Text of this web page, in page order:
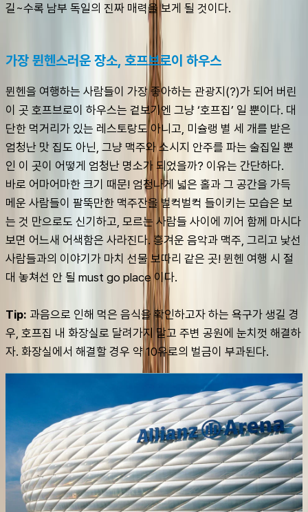
길~수록 남부 독일의 진짜 매력을 보게 될 것이다.
가장 뮌헨스러운 장소, 호프브로이 하우스
뮌헨을 여행하는 사람들이 가장 좋아하는 관광지(?)가 되어 버린
이 곳 호프브로이 하우스는 겉보기엔 그냥 ‘호프집’ 일 뿐이다. 대
단한 먹거리가 있는 레스토랑도 아니고, 미슐랭 별 세 개를 받은
엄청난 맛 집도 아닌, 그냥 맥주와 소시지 안주를 파는 술집일 뿐
인 이 곳이 어떻게 엄청난 명소가 되었을까? 이유는 간단하다.
바로 어마어마한 크기 때문! 엄청나게 넓은 홀과 그 공간을 가득
메운 사람들이 팔뚝만한 맥주잔을 벌컥벌컥 들이키는 모습은 보
는 것 만으로도 신기하고, 모르는 사람들 사이에 끼어 함께 마시다
보면 어느새 어색함은 사라진다. 흥겨운 음악과 맥주, 그리고 낯선
사람들과의 이야기가 마치 선물 보따리 같은 곳! 뮌헨 여행 시 절
대 놓쳐선 안 될 must go place 이다.
Tip: 과음으로 인해 먹은 음식을 확인하고자 하는 욕구가 생길 경
우, 호프집 내 화장실로 달려가지 말고 주변 공원에 눈치껏 해결하
자. 화장실에서 해결할 경우 약 10유로의 벌금이 부과된다.